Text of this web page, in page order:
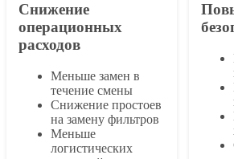
Снижение
операционных
расходов
Меньше замен в
течение смены
Снижение простоев
на замену фильтров
Меньше
логистических